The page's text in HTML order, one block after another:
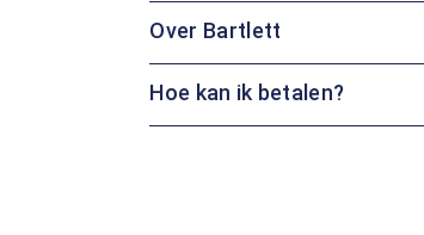
Over Bartlett
Hoe kan ik betalen?